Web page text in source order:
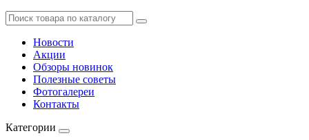
Новости
Акции
Обзоры новинок
Полезные советы
Фотогалереи
Контакты
Категории